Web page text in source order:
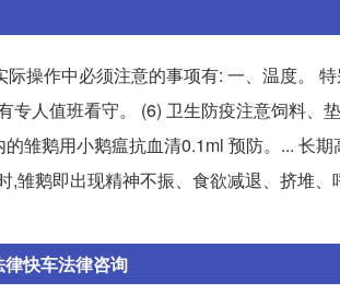
操作中必须注意的事项有: 一、温度。
专人值班看守。 (6) 卫生防疫注意饲料、
雏鹅用小鹅瘟抗血清0.1ml 预防。... 长
雏鹅即出现精神不振、食欲减退、挤堆
快车法律咨询